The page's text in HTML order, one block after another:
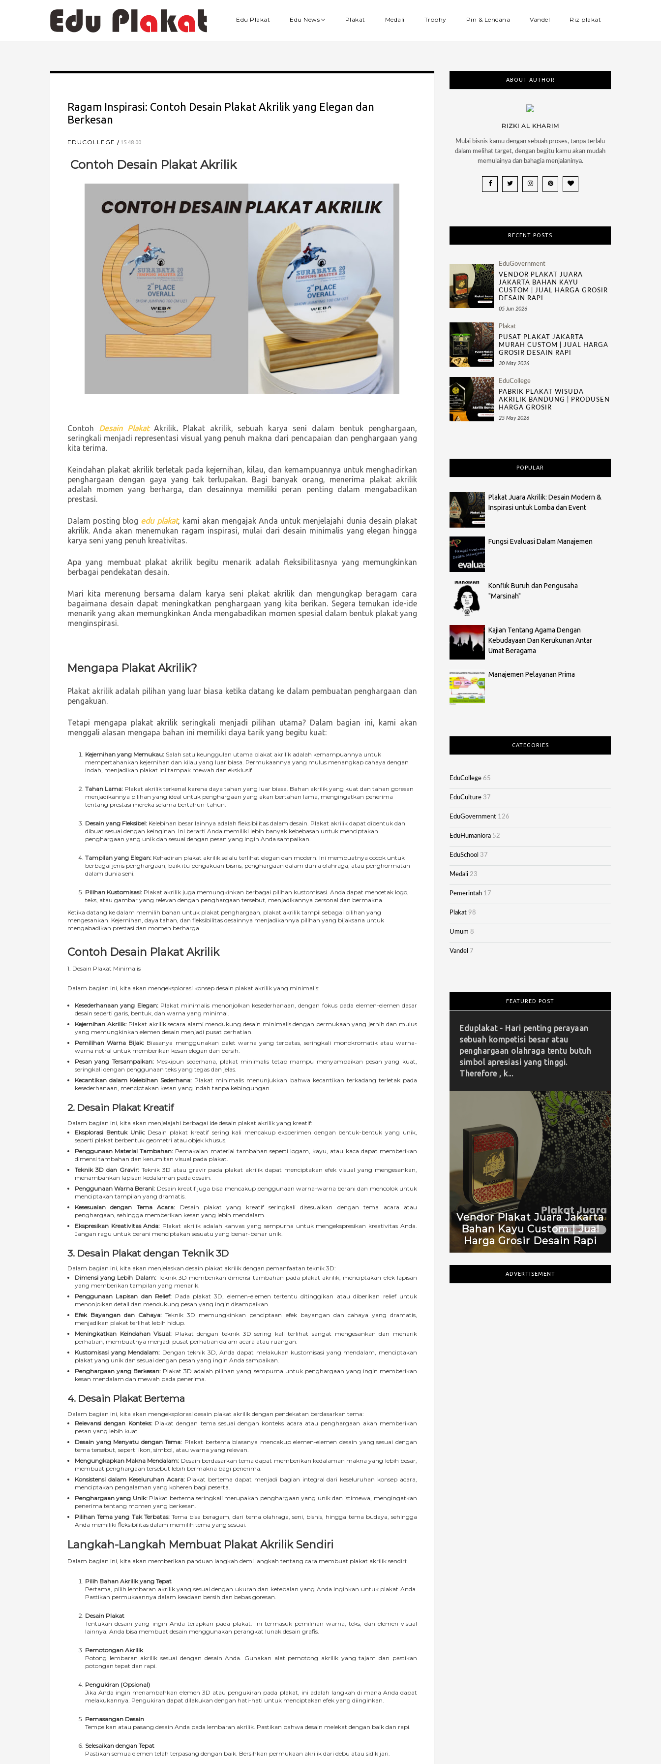
Edu Plakat Edu News Plakat Medali Trophy Pin & Lencana Vandel Riz plakat
Ragam Inspirasi: Contoh Desain Plakat Akrilik yang Elegan dan
Berkesan
EDUCOLLEGE 15.48.00
Contoh Desain Plakat Akrilik
Contoh Desain Plakat Akrilik.Plakat akrilik, sebuah karya seni dalam bentuk penghargaan,
seringkali menjadi representasi visual yang penuh makna dari pencapaian dan penghargaan yang
kita terima.
Keindahan plakat akrilik terletak pada kejernihan, kilau, dan kemampuannya untuk menghadirkan
penghargaan dengan gaya yang tak terlupakan. Bagi banyak orang, menerima plakat akrilik
adalah momen yang berharga, dan desainnya memiliki peran penting dalam mengabadikan
prestasi.
Dalam posting blog edu plakat, kami akan mengajak Anda untuk menjelajahi dunia desain plakat
akrilik. Anda akan menemukan ragam inspirasi, mulai dari desain minimalis yang elegan hingga
karya seni yang penuh kreativitas.
Apa yang membuat plakat akrilik begitu menarik adalah fleksibilitasnya yang memungkinkan
berbagai pendekatan desain.
Mari kita merenung bersama dalam karya seni plakat akrilik dan mengungkap beragam cara
bagaimana desain dapat meningkatkan penghargaan yang kita berikan. Segera temukan ide-ide
menarik yang akan memungkinkan Anda mengabadikan momen spesial dalam bentuk plakat yang
menginspirasi.
Mengapa Plakat Akrilik?
Plakat akrilik adalah pilihan yang luar biasa ketika datang ke dalam pembuatan penghargaan dan
pengakuan.
Tetapi mengapa plakat akrilik seringkali menjadi pilihan utama? Dalam bagian ini, kami akan
menggali alasan mengapa bahan ini memiliki daya tarik yang begitu kuat:
Kejernihan yang Memukau: Salah satu keunggulan utama plakat akrilik adalah kemampuannya untuk
mempertahankan kejernihan dan kilau yang luar biasa. Permukaannya yang mulus menangkap cahaya dengan
indah, menjadikan plakat ini tampak mewah dan eksklusif.
Tahan Lama: Plakat akrilik terkenal karena daya tahan yang luar biasa. Bahan akrilik yang kuat dan tahan goresan
menjadikannya pilihan yang ideal untuk penghargaan yang akan bertahan lama, mengingatkan penerima
tentang prestasi mereka selama bertahun-tahun.
Desain yang Fleksibel: Kelebihan besar lainnya adalah fleksibilitas dalam desain. Plakat akrilik dapat dibentuk dan
dibuat sesuai dengan keinginan. Ini berarti Anda memiliki lebih banyak kebebasan untuk menciptakan
penghargaan yang unik dan sesuai dengan pesan yang ingin Anda sampaikan.
Tampilan yang Elegan: Kehadiran plakat akrilik selalu terlihat elegan dan modern. Ini membuatnya cocok untuk
berbagai jenis penghargaan, baik itu pengakuan bisnis, penghargaan dalam dunia olahraga, atau penghormatan
dalam dunia seni.
Pilihan Kustomisasi: Plakat akrilik juga memungkinkan berbagai pilihan kustomisasi. Anda dapat mencetak logo,
teks, atau gambar yang relevan dengan penghargaan tersebut, menjadikannya personal dan bermakna.
Ketika datang ke dalam memilih bahan untuk plakat penghargaan, plakat akrilik tampil sebagai pilihan yang
mengesankan. Kejernihan, daya tahan, dan fleksibilitas desainnya menjadikannya pilihan yang bijaksana untuk
mengabadikan prestasi dan momen berharga.
Contoh Desain Plakat Akrilik
1. Desain Plakat Minimalis
Dalam bagian ini, kita akan mengeksplorasi konsep desain plakat akrilik yang minimalis:
Kesederhanaan yang Elegan:Plakat minimalis menonjolkan kesederhanaan, dengan fokus pada elemen-elemen dasar
desain seperti garis, bentuk, dan warna yang minimal.
Kejernihan Akrilik:Plakat akrilik secara alami mendukung desain minimalis dengan permukaan yang jernih dan mulus
yang memungkinkan elemen desain menjadi pusat perhatian.
Pemilihan Warna Bijak: Biasanya menggunakan palet warna yang terbatas, seringkali monokromatik atau warna-
warna netral untuk memberikan kesan elegan dan bersih.
Pesan yang Tersampaikan:Meskipun sederhana, plakat minimalis tetap mampu menyampaikan pesan yang kuat,
seringkali dengan penggunaan teks yang tegas dan jelas.
Kecantikan dalam Kelebihan Sederhana: Plakat minimalis menunjukkan bahwa kecantikan terkadang terletak pada
kesederhanaan, menciptakan kesan yang indah tanpa kebingungan.
2. Desain Plakat Kreatif
Dalam bagian ini, kita akan menjelajahi berbagai ide desain plakat akrilik yang kreatif:
Eksplorasi Bentuk Unik:Desain plakat kreatif sering kali mencakup eksperimen dengan bentuk-bentuk yang unik,
seperti plakat berbentuk geometri atau objek khusus.
Penggunaan Material Tambahan: Pemakaian material tambahan seperti logam, kayu, atau kaca dapat memberikan
dimensi tambahan dan kerumitan visual pada plakat.
Teknik 3D dan Gravir:Teknik 3D atau gravir pada plakat akrilik dapat menciptakan efek visual yang mengesankan,
menambahkan lapisan kedalaman pada desain.
Penggunaan Warna Berani: Desain kreatif juga bisa mencakup penggunaan warna-warna berani dan mencolok untuk
menciptakan tampilan yang dramatis.
Kesesuaian dengan Tema Acara: Desain plakat yang kreatif seringkali disesuaikan dengan tema acara atau
penghargaan, sehingga memberikan kesan yang lebih mendalam.
Ekspresikan Kreativitas Anda: Plakat akrilik adalah kanvas yang sempurna untuk mengekspresikan kreativitas Anda.
Jangan ragu untuk berani menciptakan sesuatu yang benar-benar unik.
3. Desain Plakat dengan Teknik 3D
Dalam bagian ini, kita akan menjelaskan desain plakat akrilik dengan pemanfaatan teknik 3D:
Dimensi yang Lebih Dalam:Teknik 3D memberikan dimensi tambahan pada plakat akrilik, menciptakan efek lapisan
yang memberikan tampilan yang menarik.
Penggunaan Lapisan dan Relief: Pada plakat 3D, elemen-elemen tertentu ditinggikan atau diberikan relief untuk
menonjolkan detail dan mendukung pesan yang ingin disampaikan.
Efek Bayangan dan Cahaya: Teknik 3D memungkinkan penciptaan efek bayangan dan cahaya yang dramatis,
menjadikan plakat terlihat lebih hidup.
Meningkatkan Keindahan Visual: Plakat dengan teknik 3D sering kali terlihat sangat mengesankan dan menarik
perhatian, membuatnya menjadi pusat perhatian dalam acara atau ruangan.
Kustomisasi yang Mendalam: Dengan teknik 3D, Anda dapat melakukan kustomisasi yang mendalam, menciptakan
plakat yang unik dan sesuai dengan pesan yang ingin Anda sampaikan.
Penghargaan yang Berkesan: Plakat 3D adalah pilihan yang sempurna untuk penghargaan yang ingin memberikan
kesan mendalam dan mewah pada penerima.
4. Desain Plakat Bertema
Dalam bagian ini, kita akan mengeksplorasi desain plakat akrilik dengan pendekatan berdasarkan tema:
Relevansi dengan Konteks:Plakat dengan tema sesuai dengan konteks acara atau penghargaan akan memberikan
pesan yang lebih kuat.
Desain yang Menyatu dengan Tema: Plakat bertema biasanya mencakup elemen-elemen desain yang sesuai dengan
tema tersebut, seperti ikon, simbol, atau warna yang relevan.
Mengungkapkan Makna Mendalam: Desain berdasarkan tema dapat memberikan kedalaman makna yang lebih besar,
membuat penghargaan tersebut lebih bermakna bagi penerima.
Konsistensi dalam Keseluruhan Acara:Plakat bertema dapat menjadi bagian integral dari keseluruhan konsep acara,
menciptakan pengalaman yang koheren bagi peserta.
Penghargaan yang Unik:Plakat bertema seringkali merupakan penghargaan yang unik dan istimewa, mengingatkan
penerima tentang momen yang berkesan.
Pilihan Tema yang Tak Terbatas:Tema bisa beragam, dari tema olahraga, seni, bisnis, hingga tema budaya, sehingga
Anda memiliki fleksibilitas dalam memilih tema yang sesuai.
Langkah-Langkah Membuat Plakat Akrilik Sendiri
Dalam bagian ini, kita akan memberikan panduan langkah demi langkah tentang cara membuat plakat akrilik sendiri:
Pilih Bahan Akrilik yang Tepat
Pertama, pilih lembaran akrilik yang sesuai dengan ukuran dan ketebalan yang Anda inginkan untuk plakat Anda.
Pastikan permukaannya dalam keadaan bersih dan bebas goresan.
Desain Plakat
Tentukan desain yang ingin Anda terapkan pada plakat. Ini termasuk pemilihan warna, teks, dan elemen visual
lainnya. Anda bisa membuat desain menggunakan perangkat lunak desain grafis.
Pemotongan Akrilik
Potong lembaran akrilik sesuai dengan desain Anda. Gunakan alat pemotong akrilik yang tajam dan pastikan
potongan tepat dan rapi.
Pengukiran (Opsional)
Jika Anda ingin menambahkan elemen 3D atau pengukiran pada plakat, ini adalah langkah di mana Anda dapat
melakukannya. Pengukiran dapat dilakukan dengan hati-hati untuk menciptakan efek yang diinginkan.
Pemasangan Desain
Tempelkan atau pasang desain Anda pada lembaran akrilik. Pastikan bahwa desain melekat dengan baik dan rapi.
Selesaikan dengan Tepat
Pastikan semua elemen telah terpasang dengan baik. Bersihkan permukaan akrilik dari debu atau sidik jari.
ABOUT AUTHOR
RIZKI AL KHARIM
Mulai bisnis kamu dengan sebuah proses, tanpa terlalu
dalam melihat target, dengan begitu kamu akan mudah
memulainya dan bahagia menjalaninya.
RECENT POSTS
EduGovernment
VENDOR PLAKAT JUARA
JAKARTA BAHAN KAYU
CUSTOM | JUAL HARGA GROSIR
DESAIN RAPI
05 Jun 2026
Plakat
PUSAT PLAKAT JAKARTA
MURAH CUSTOM | JUAL HARGA
GROSIR DESAIN RAPI
30 May 2026
EduCollege
PABRIK PLAKAT WISUDA
AKRILIK BANDUNG | PRODUSEN
HARGA GROSIR
25 May 2026
POPULAR
Plakat Juara Akrilik: Desain Modern &
Inspirasi untuk Lomba dan Event
Fungsi Evaluasi Dalam Manajemen
Konflik Buruh dan Pengusaha
"Marsinah"
Kajian Tentang Agama Dengan
Kebudayaan Dan Kerukunan Antar
Umat Beragama
Manajemen Pelayanan Prima
CATEGORIES
EduCollege 65
EduCulture 37
EduGovernment 126
EduHumaniora 52
EduSchool 37
Medali 23
Pemerintah 17
Plakat 98
Umum 8
Vandel 7
FEATURED POST
Vendor Plakat Juara Jakarta
Bahan Kayu Custom | Jual
Harga Grosir Desain Rapi
Eduplakat - Hari penting perayaan
sebuah kompetisi besar atau
penghargaan olahraga tentu butuh
simbol apresiasi yang tinggi.
Therefore , k...
ADVERTISEMENT